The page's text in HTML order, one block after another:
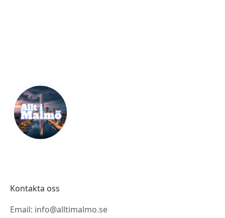
Kontakta oss
Email: info@alltimalmo.se